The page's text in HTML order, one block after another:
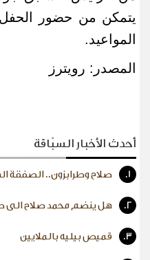
يتمكن من حضور
المواعيد.
المصدر: رويترز
أحدث الأخبار السبّاقة
1. صلاح وطرابزون.. الصفقة
2. هل ينضم محمد صلاح الى
3. قميص بيليه بالملايين